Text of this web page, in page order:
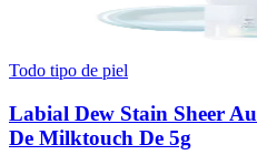
Todo tipo de piel
Labial Dew Stain Sheer
De Milktouch De 5g